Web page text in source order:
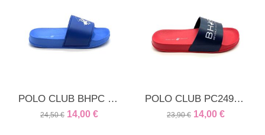
POLO CLUB BHPC παιδική παντόφλα ρόαγιαλ
24,50 € 14,00 €
POLO CLUB PC2491MR Παντόφλα Κόκκινη
23,90 € 14,00 €